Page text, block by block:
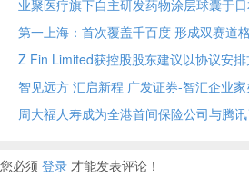
第一上海：首次覆盖千百度 形成双赛道
Z Fin Limited获控股股东建议以协议安
您必须 登录 才能发表评论！